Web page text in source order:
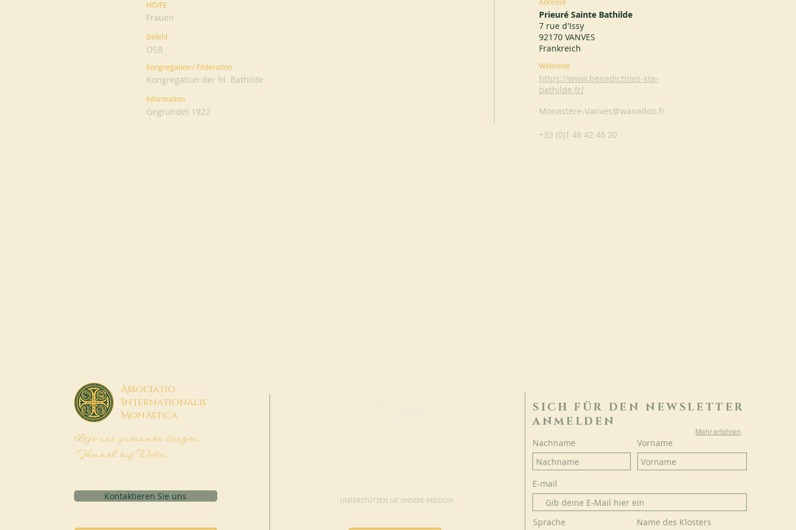
HO/FE
Frauen
Befehl
OSB
Kongregation / Föderation
Kongregation der hl. Bathilde
Information
Gegründet 1922
Prieuré Sainte Bathilde
7 rue d'Issy
92170 VANVES
Frankreich
Webseite
https://www.benedictines-ste-
bathilde.fr/
Monastere-Vanves@wanadoo.fr
+33 (0)1 46 42 46 20
Associatio
Internationalis
MonAstica
Lass uns zusammen bringen
Himmel auf Erden
Kontaktieren Sie uns UNTERSTÜTZEN SIE UNSERE MISSION
SICH FÜR DEN NEWSLETTER
ANMELDEN
Mehr erfahren
Nachname Vorname
E-mail
Sprache Name des Klosters